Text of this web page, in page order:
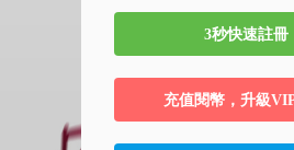
3秒快速註冊
充值閱幣，升級